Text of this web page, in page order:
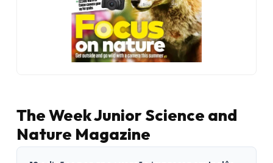
The Week Junior Science and
Nature Magazine